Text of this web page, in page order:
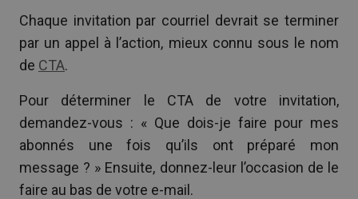
Chaque invitation par courriel devrait se terminer
par un appel à l’action, mieux connu sous le nom
de CTA.
Pour déterminer le CTA de votre invitation,
demandez-vous : « Que dois-je faire pour mes
abonnés une fois qu’ils ont préparé mon
message ? » Ensuite, donnez-leur l’occasion de le
faire au bas de votre e-mail.